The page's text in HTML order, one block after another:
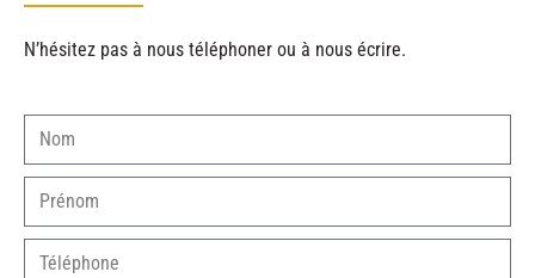
N’hésitez pas à nous téléphoner ou à nous écrire.